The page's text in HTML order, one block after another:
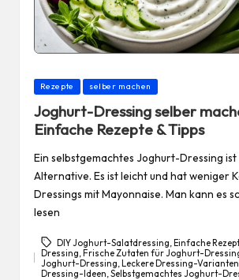
Posted
Rezepte selber machen
Joghurt-Dressing selber
Einfache Rezepte & Tipps
Ein selbstgemachtes Joghurt-Dressing ist
Alternative. Es ist leicht und hat weniger
Dressings mit Mayonnaise. Man kann es
lesen
Tags:
DIY Joghurt-Salatdressing Einfache
Dressing Frische Zutaten für Joghurt-
Joghurt-Dressing Leckere Dressing-Varianten
Dressing-Ideen Selbstgemachtes Joghurt-